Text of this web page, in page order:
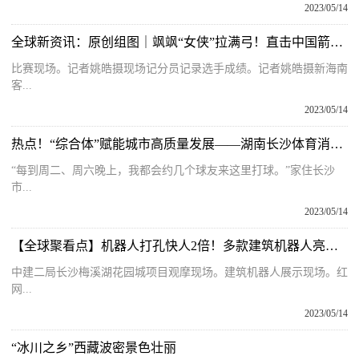
2023/05/14
全球新资讯：原创组图｜飒飒“女侠”拉满弓！直击中国箭王争霸赛文昌站的巾帼风采
比赛现场。记者姚皓摄现场记分员记录选手成绩。记者姚皓摄新海南
客...
2023/05/14
热点！“综合体”赋能城市高质量发展——湖南长沙体育消费调查系列报道之二
“每到周二、周六晚上，我都会约几个球友来这里打球。”家住长沙
市...
2023/05/14
【全球聚看点】机器人打孔快人2倍！多款建筑机器人亮相长沙国际工程机械展
中建二局长沙梅溪湖花园城项目观摩现场。建筑机器人展示现场。红
网...
2023/05/14
“冰川之乡”西藏波密景色壮丽